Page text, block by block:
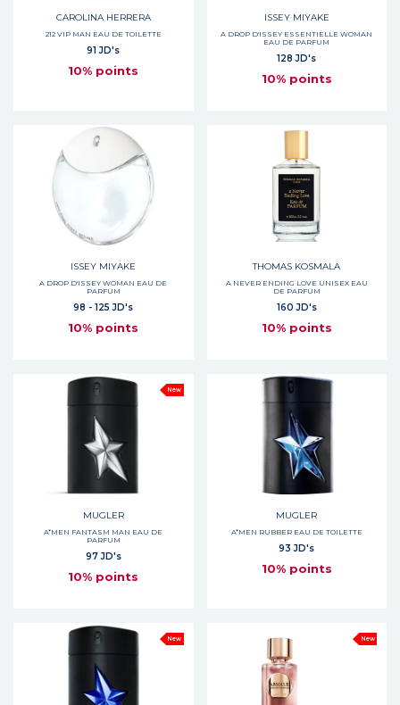
CAROLINA HERRERA
212 VIP MAN EAU DE TOILETTE
91 JD's
10% points
ISSEY MIYAKE
A DROP D'ISSEY ESSENTIELLE WOMAN
EAU DE PARFUM
128 JD's
10% points
ISSEY MIYAKE
A DROP D'ISSEY WOMAN EAU DE
PARFUM
98 - 125 JD's
10% points
THOMAS KOSMALA
A NEVER ENDING LOVE UNISEX EAU
DE PARFUM
160 JD's
10% points
New
MUGLER
A*MEN FANTASM MAN EAU DE
PARFUM
97 JD's
10% points
MUGLER
A*MEN RUBBER EAU DE TOILETTE
93 JD's
10% points
New New